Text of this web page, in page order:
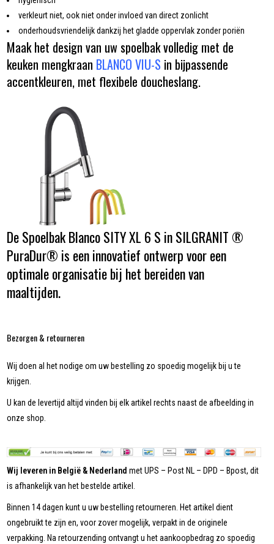
verkleurt niet, ook niet onder invloed van direct zonlicht
onderhoudsvriendelijk dankzij het gladde oppervlak zonder poriën
Maak het design van uw spoelbak volledig met de
keuken mengkraan BLANCO VIU-S in bijpassende
accentkleuren, met flexibele doucheslang.
De Spoelbak Blanco SITY XL 6 S in SILGRANIT ®
PuraDur® is een innovatief ontwerp voor een
optimale organisatie bij het bereiden van
maaltijden.
Bezorgen & retourneren
Wij doen al het nodige om uw bestelling zo spoedig mogelijk bij u te
krijgen.
U kan de levertijd altijd vinden bij elk artikel rechts naast de afbeelding in
onze shop.
Wij leveren in België & Nederland met UPS – Post NL – DPD – Bpost, dit
is afhankelijk van het bestelde artikel.
Binnen 14 dagen kunt u uw bestelling retourneren. Het artikel dient
ongebruikt te zijn en, voor zover mogelijk, verpakt in de originele
verpakking. Na retourzending ontvangt u het aankoopbedrag zo spoedig